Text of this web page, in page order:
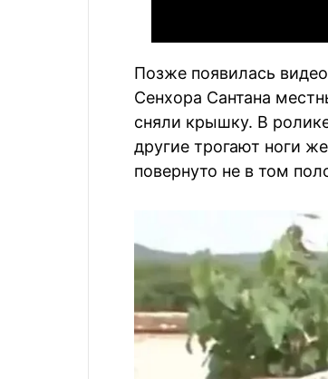
Позже появилась
Сенхора Сантана
сняли крышку. В
другие трогают ноги
повернуто не в том